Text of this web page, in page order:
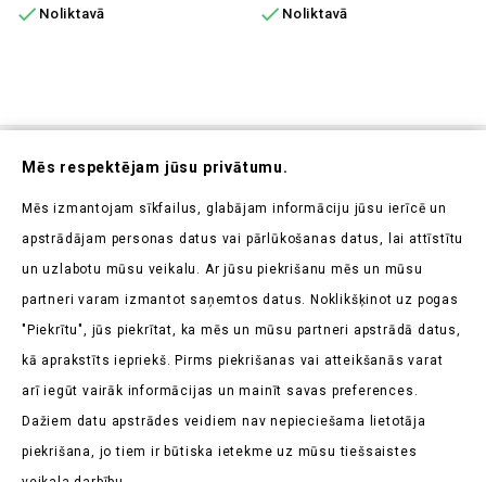
 Noliktavā  Noliktavā
Abonējiet Mūsu Jaunumrakstu
Uzziniet pirmieji par mūsu jaunumiem un aktuālajām
Produkti
Mūsu Uzņēmums
Mēs respektējam jūsu privātumu.
Mēs izmantojam sīkfailus, glabājam informāciju jūsu ierīcē un
apstrādājam personas datus vai pārlūkošanas datus, lai attīstītu
un uzlabotu mūsu veikalu. Ar jūsu piekrišanu mēs un mūsu
partneri varam izmantot saņemtos datus. Noklikšķinot uz pogas
"Piekrītu", jūs piekrītat, ka mēs un mūsu partneri apstrādā datus,
kā aprakstīts iepriekš. Pirms piekrišanas vai atteikšanās varat
arī iegūt vairāk informācijas un mainīt savas preferences.
Dažiem datu apstrādes veidiem nav nepieciešama lietotāja
piekrišana, jo tiem ir būtiska ietekme uz mūsu tiešsaistes